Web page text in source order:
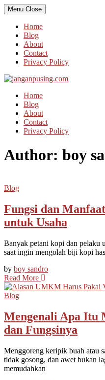
Skip
to
content
Menu Close
Home
Blog
About
Contact
Privacy Policy
Home
Blog
About
Contact
Privacy Policy
Author: boy
Blog
Fungsi dan
untuk Usaha
Banyak petani kopi dan pelaku
saat ingin mengolah biji kopi
by boy sandro
Read More
Blog
Mengenali Apa Itu
dan Fungsinya
Menggoreng keripik buah atau
tidak gosong, dan awet bukan
memudahkan